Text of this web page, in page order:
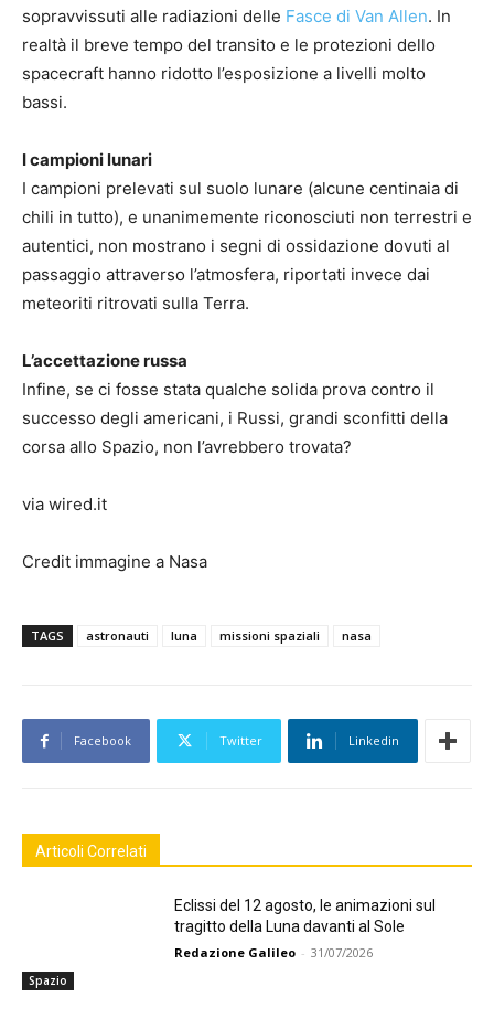
sopravvissuti alle radiazioni delle Fasce di Van Allen. In
realtà il breve tempo del transito e le protezioni dello
spacecraft hanno ridotto l’esposizione a livelli molto
bassi.
I campioni lunari
I campioni prelevati sul suolo lunare (alcune centinaia di
chili in tutto), e unanimemente riconosciuti non terrestri e
autentici, non mostrano i segni di ossidazione dovuti al
passaggio attraverso l’atmosfera, riportati invece dai
meteoriti ritrovati sulla Terra.
L’accettazione russa
Infine, se ci fosse stata qualche solida prova contro il
successo degli americani, i Russi, grandi sconfitti della
corsa allo Spazio, non l’avrebbero trovata?
via wired.it
Credit immagine a Nasa
TAGS astronauti luna missioni spaziali nasa
Facebook Twitter Linkedin
Articoli Correlati
Spazio
Eclissi del 12 agosto, le animazioni sul
tragitto della Luna davanti al Sole
Redazione Galileo - 31/07/2026